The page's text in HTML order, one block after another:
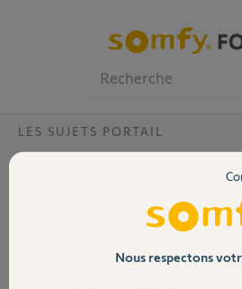
Volet
LES SUJETS PORTAIL
le temoin du sgs 601
j'ai coupé l'alimentation pour le
tourne à vide ,piloté au bouton,à la
Nous respectons